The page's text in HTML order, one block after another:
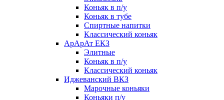
Коньяк в п/у
Коньяк в тубе
Спиртные напитки
Классический коньяк
АрАрАт ЕКЗ
Элитные
Коньяк в п/у
Классический коньяк
Иджеванский ВКЗ
Марочные коньяки
Коньяки п/у